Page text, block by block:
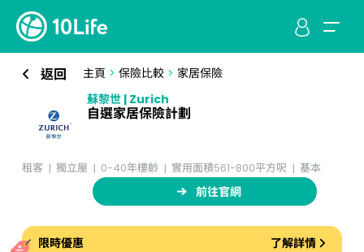
返回 主頁 > 保險比較> 家居保險
蘇黎世 | Zurich
自選家居保險計劃
租客 獨立屋 0-40年樓齡 實用面積561-800平方呎 基本
前往官網
限時優惠
了解詳情